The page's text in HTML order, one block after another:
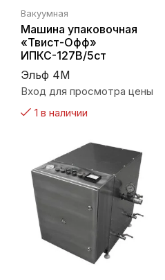
Вакуумная
Машина упаковочная
«Твист-Офф»
ИПКС-127В/5ст
Эльф 4М
Вход для просмотра цены
1 в наличии